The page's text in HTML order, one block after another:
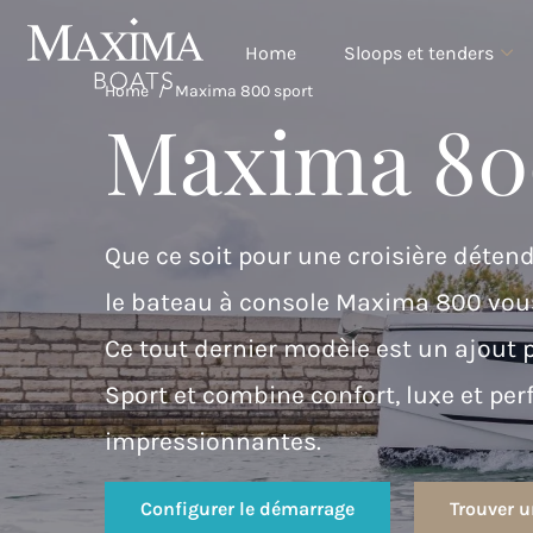
Home Sloops et tenders
Home / Maxima 800 sport
Maxima
Que ce soit pour une croisière
le bateau à console Maxima 800
Ce tout dernier modèle est un ajout
Sport et combine confort, luxe et
impressionnantes.
Configurer le démarrage Trouver